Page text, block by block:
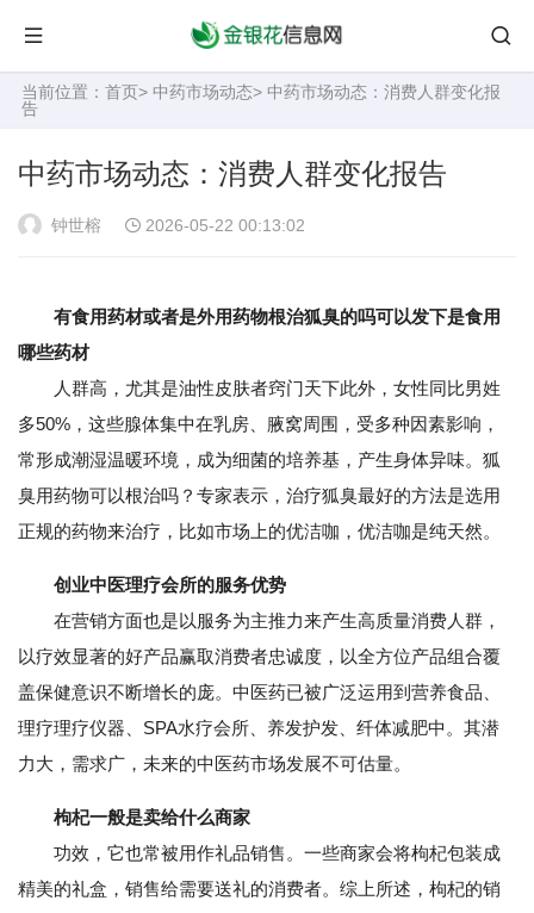
当前位置： 首页> 中药市场动态> 中药市场动态：消费人群变化报
告
中药市场动态：消费人群变化报告
钟世榕 2026-05-22 00:13:02
有食用药材或者是外用药物根治狐臭的吗可以发下是食用
哪些药材
人群高，尤其是油性皮肤者窍门天下此外，女性同比男姓
多50%，这些腺体集中在乳房、腋窝周围，受多种因素影响，
常形成潮湿温暖环境，成为细菌的培养基，产生身体异味。狐
臭用药物可以根治吗？专家表示，治疗狐臭最好的方法是选用
正规的药物来治疗，比如市场上的优洁咖，优洁咖是纯天然。
创业中医理疗会所的服务优势
在营销方面也是以服务为主推力来产生高质量消费人群，
以疗效显著的好产品赢取消费者忠诚度，以全方位产品组合覆
盖保健意识不断增长的庞。中医药已被广泛运用到营养食品、
理疗理疗仪器、SPA水疗会所、养发护发、纤体减肥中。其潜
力大，需求广，未来的中医药市场发展不可估量。
枸杞一般是卖给什么商家
功效，它也常被用作礼品销售。一些商家会将枸杞包装成
精美的礼盒，销售给需要送礼的消费者。综上所述，枸杞的销